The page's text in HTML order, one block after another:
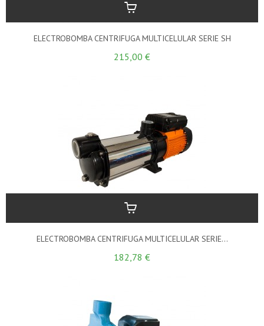
ELECTROBOMBA CENTRIFUGA MULTICELULAR SERIE SH
215,00 €
ELECTROBOMBA CENTRIFUGA MULTICELULAR SERIE...
182,78 €